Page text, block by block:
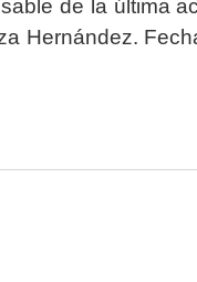
de la última
Hernández.